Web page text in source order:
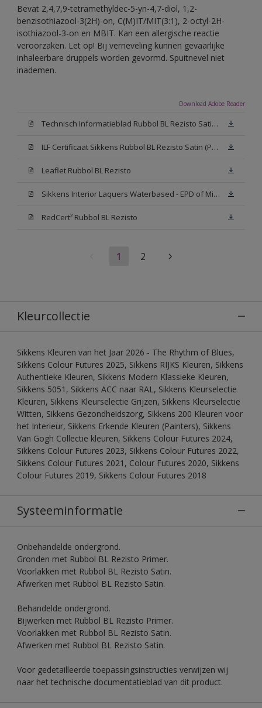
Bevat 2,4,7,9-tetramethyldec-5-yn-4,7-diol, 1,2-
benzisothiazool-3(2H)-on, C(M)IT/MIT(3:1), 2-octyl-2H-
isothiazool-3-on en MBIT. Kan een allergische reactie
veroorzaken. Let op! Bij verneveling kunnen gevaarlijke
inhaleerbare druppels worden gevormd. Spuitnevel niet
inademen.
Download Adobe Reader
Technisch Informatieblad Rubbol BL Rezisto Satin (PDF)
ILF Certificaat Sikkens Rubbol BL Rezisto Satin (PDF)
Leaflet Rubbol BL Rezisto
Sikkens Interior Laquers Waterbased - EPD of Milieuproductverklaring
RedCert² Rubbol BL Rezisto
1 2
Kleurcollectie
Sikkens Kleuren van het Jaar 2026 - The Rhythm of Blues,
Sikkens Colour Futures 2025, Sikkens RIJKS Kleuren, Sikkens
Authentieke Kleuren, Sikkens Modern Klassieke Kleuren,
Sikkens 5051, Sikkens ACC naar RAL, Sikkens Kleurselectie
Kleuren, Sikkens Kleurselectie Grijzen, Sikkens Kleurselectie
Witten, Sikkens Gezondheidszorg, Sikkens 200 Kleuren voor
het Interieur, Sikkens Erkende Kleuren (Painters), Sikkens
Van Gogh Collectie kleuren, Sikkens Colour Futures 2024,
Sikkens Colour Futures 2023, Sikkens Colour Futures 2022,
Sikkens Colour Futures 2021, Colour Futures 2020, Sikkens
Colour Futures 2019, Sikkens Colour Futures 2018
Systeeminformatie
Onbehandelde ondergrond.
Gronden met Rubbol BL Rezisto Primer.
Voorlakken met Rubbol BL Rezisto Satin.
Afwerken met Rubbol BL Rezisto Satin.
Behandelde ondergrond.
Bijwerken met Rubbol BL Rezisto Primer.
Voorlakken met Rubbol BL Rezisto Satin.
Afwerken met Rubbol BL Rezisto Satin.
Voor gedetailleerde toepassingsinstructies verwijzen wij
naar het technische documentatieblad van dit product.